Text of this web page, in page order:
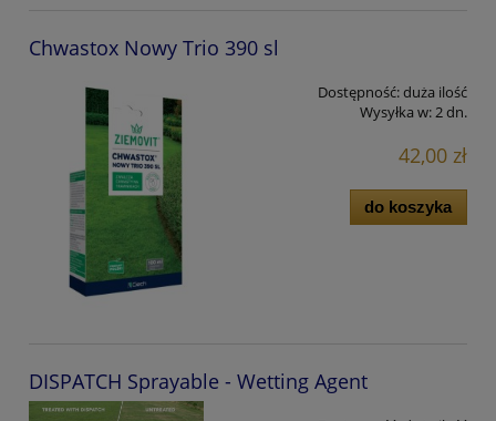
Chwastox Nowy Trio 390 sl
Dostępność:duża ilość
Wysyłka w: 2 dn.
42,00 zł
do koszyka
DISPATCH Sprayable - Wetting Agent